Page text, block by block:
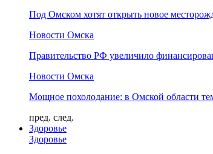
Под Омском хотят открыть новое
Новости Омска
Правительство РФ увеличило
Новости Омска
Мощное похолодание: в Омской области
пред. след.
Здоровье
Здоровье